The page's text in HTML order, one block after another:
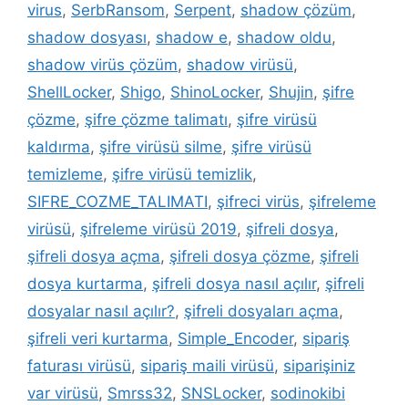
virus, SerbRansom, Serpent, shadow çözüm,
shadow dosyası, shadow e, shadow oldu,
shadow virüs çözüm, shadow virüsü,
ShellLocker, Shigo, ShinoLocker, Shujin, şifre
çözme, şifre çözme talimatı, şifre virüsü
kaldırma, şifre virüsü silme, şifre virüsü
temizleme, şifre virüsü temizlik,
SIFRE_COZME_TALIMATI, şifreci virüs, şifreleme
virüsü, şifreleme virüsü 2019, şifreli dosya,
şifreli dosya açma, şifreli dosya çözme, şifreli
dosya kurtarma, şifreli dosya nasıl açılır, şifreli
dosyalar nasıl açılır?, şifreli dosyaları açma,
şifreli veri kurtarma, Simple_Encoder, sipariş
faturası virüsü, sipariş maili virüsü, siparişiniz
var virüsü, Smrss32, SNSLocker, sodinokibi